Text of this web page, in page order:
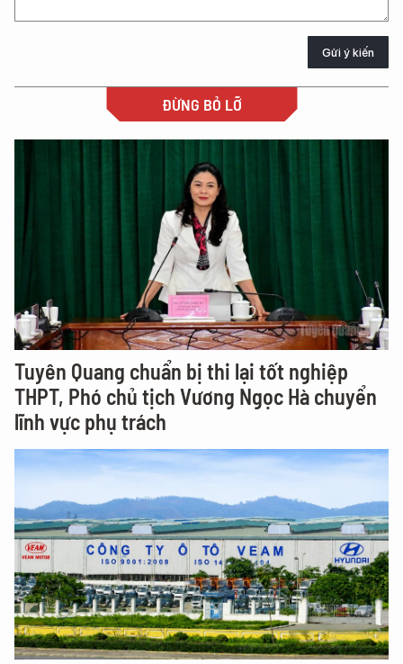
Gửi ý kiến
ĐỪNG BỎ LỠ
Tuyên Quang chuẩn bị thi lại tốt nghiệp
THPT, Phó chủ tịch Vương Ngọc Hà chuyển
lĩnh vực phụ trách